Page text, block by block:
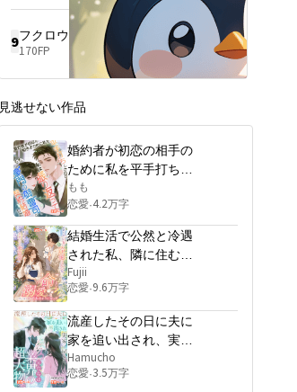
やがて、成功した芽瑠の前に
現れたのは、かつて芽瑠を陥
れ、伯史を奪って結婚したは
ずの二股女の無惨な姿だっ
「助けて」と泣きつく彼女に
笑みで告げる。
「――なら、汐里さんの夫・
伯史を私の専属秘書として、
利用させてもらうわ」
芽瑠、汐里の子どもたちまで
も同じ運命に進んでしまうの
か？
――血の繋がりを超えた深い
愛で結ばれた二人が、本物の
家族になるまでの、波乱万丈
の痛快・逆転シンデレラスト
ーリー！
第2回逆転ヒロイン大賞　応
募作品。
いつも応援ありがとうござい
ます。
9フクロウ
170FP
見逃せない作品
婚約者が初恋の相手の
ために私を平手打ちし
たので、私は振り返っ
て豪門の御曹司と契約
結婚した
もも
恋愛·4.2万字
結婚生活で公然と冷遇
された私、隣に住む世
界一の大富豪に“命”とし
て溺愛されるようにな
った
Fujii
恋愛·9.6万字
流産したその日に夫に
家を追い出され、実家
に戻ると、兄たちは業
界の超大物だった
Hamucho
恋愛·3.5万字